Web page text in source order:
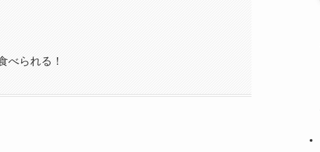
られる！